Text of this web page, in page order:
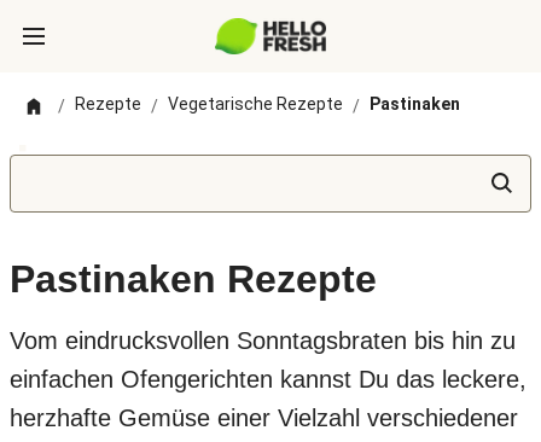
/ Rezepte / Vegetarische Rezepte / Pastinaken
Pastinaken Rezepte
Vom eindrucksvollen Sonntagsbraten bis hin zu
einfachen Ofengerichten kannst Du das leckere,
herzhafte Gemüse einer Vielzahl verschiedener